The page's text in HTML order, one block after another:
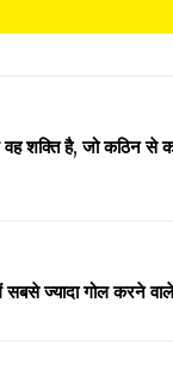
शक्ति है, जो कठिन से
सबसे ज्यादा गोल करने